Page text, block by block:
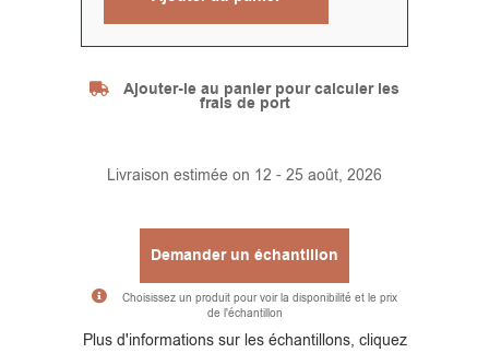
Ajouter-le au panier pour calculer les
frais de port
Livraison estimée on 12 - 25 août, 2026
Demander un échantillon
Choisissez un produit pour voir la disponibilité et le prix
de l'échantillon
Alternative:
Plus d'informations sur les échantillons, cliquez